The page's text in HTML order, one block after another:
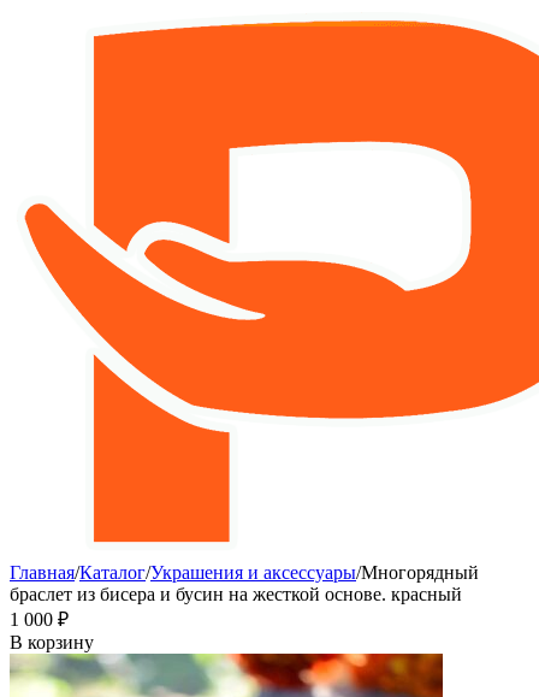
Главная/Каталог/Украшения и аксессуары/Многорядный
браслет из бисера и бусин на жесткой основе. красный
1 000 ₽
В корзину